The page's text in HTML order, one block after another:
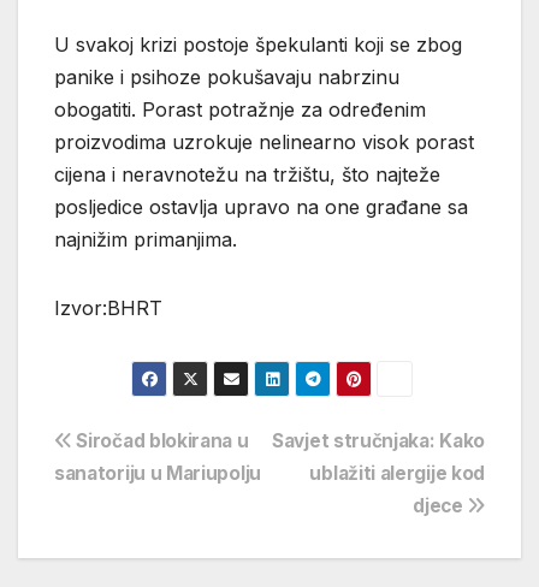
U svakoj krizi postoje špekulanti koji se zbog
panike i psihoze pokušavaju nabrzinu
obogatiti. Porast potražnje za određenim
proizvodima uzrokuje nelinearno visok porast
cijena i neravnotežu na tržištu, što najteže
posljedice ostavlja upravo na one građane sa
najnižim primanjima.
Izvor:BHRT
Navigacija
objava
Savjet stručnjaka: Kako
ublažiti alergije kod
djece
Siročad blokirana u
sanatoriju u Mariupolju